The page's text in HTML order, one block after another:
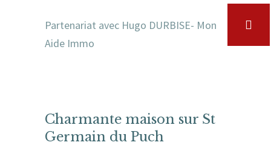
Partenariat avec Hugo DURBISE- Mon
Aide Immo
Charmante maison sur St
Germain du Puch